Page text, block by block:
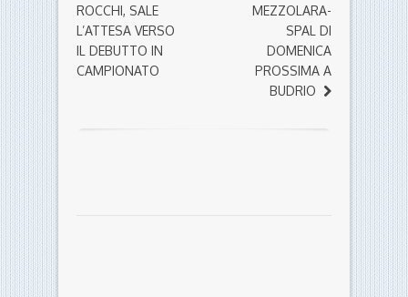
ROCCHI, SALE
L’ATTESA VERSO
IL DEBUTTO IN
CAMPIONATO
MEZZOLARA-
SPAL DI
DOMENICA
PROSSIMA A
BUDRIO